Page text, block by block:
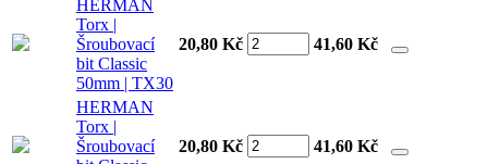
HERMAN
Torx |
Šroubovací
bit Classic
50mm | TX30
20,80 Kč 41,60 Kč
HERMAN
Torx |
Šroubovací
20,80 Kč 41,60 Kč